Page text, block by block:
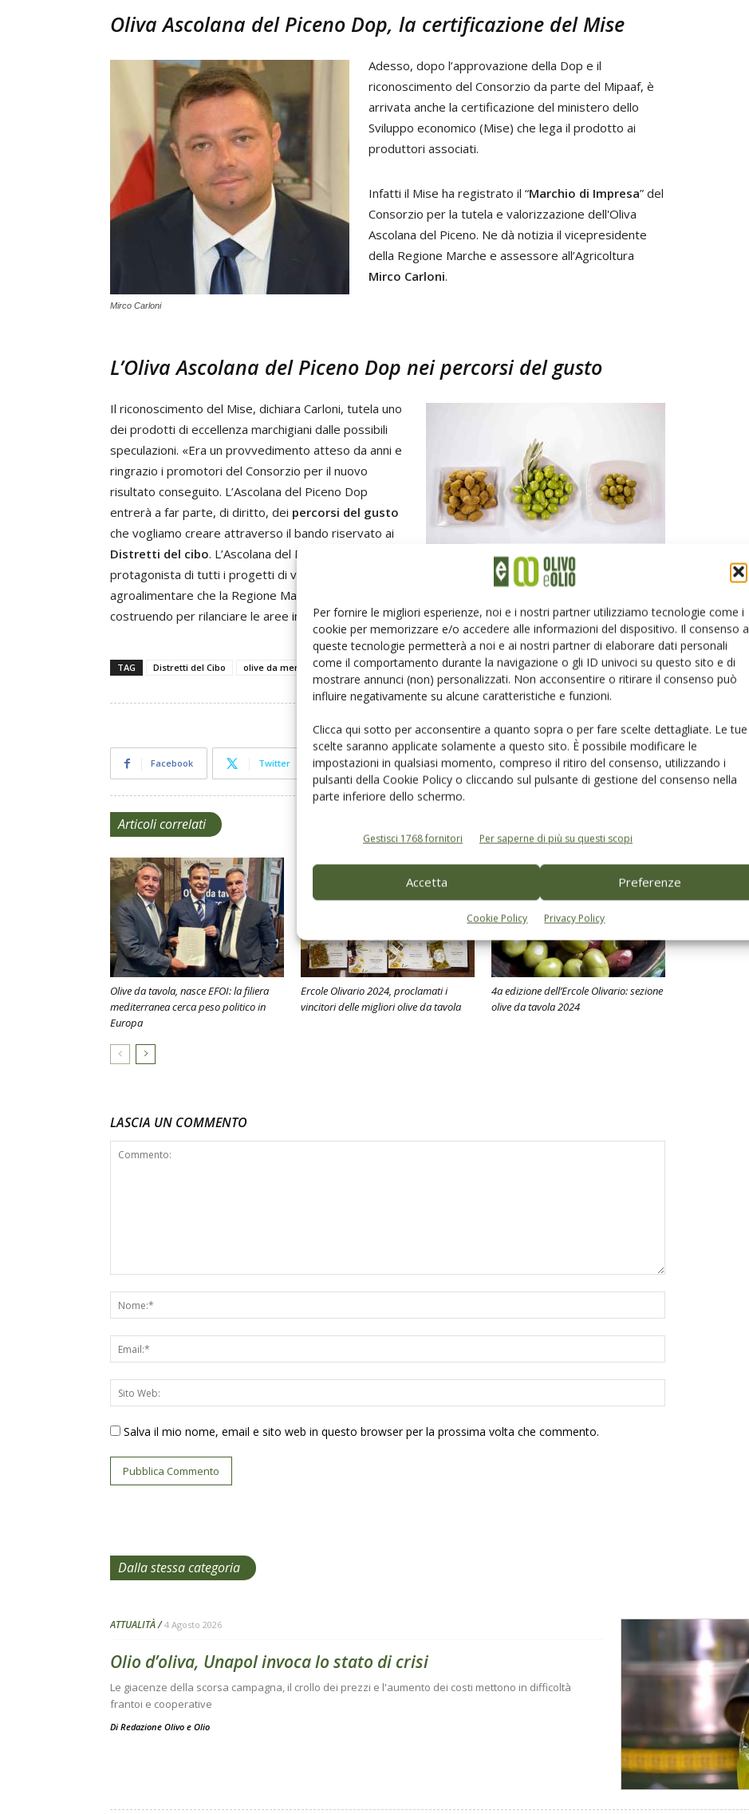
Per fornire le migliori esperienze, noi e i nostri partner utilizziamo tecnologie come i
cookie per memorizzare e/o accedere alle informazioni del dispositivo. Il consenso a
queste tecnologie permetterà a noi e ai nostri partner di elaborare dati personali
come il comportamento durante la navigazione o gli ID univoci su questo sito e di
mostrare annunci (non) personalizzati. Non acconsentire o ritirare il consenso può
influire negativamente su alcune caratteristiche e funzioni.
Clicca qui sotto per acconsentire a quanto sopra o per fare scelte dettagliate. Le tue
scelte saranno applicate solamente a questo sito. È possibile modificare le
impostazioni in qualsiasi momento, compreso il ritiro del consenso, utilizzando i
pulsanti della Cookie Policy o cliccando sul pulsante di gestione del consenso nella
parte inferiore dello schermo.
Gestisci 1768 fornitori Per saperne di più su questi scopi
Accetta Preferenze
Cookie Policy Privacy Policy
Oliva Ascolana del Piceno Dop, la certificazione del Mise
Mirco Carloni
Adesso, dopo l’approvazione della Dop e il
riconoscimento del Consorzio da parte del Mipaaf, è
arrivata anche la certificazione del ministero dello
Sviluppo economico (Mise) che lega il prodotto ai
produttori associati.
Infatti il Mise ha registrato il “Marchio di Impresa” del
Consorzio per la tutela e valorizzazione dell'Oliva
Ascolana del Piceno. Ne dà notizia il vicepresidente
della Regione Marche e assessore all’Agricoltura
Mirco Carloni.
L’Oliva Ascolana del Piceno Dop nei percorsi del gusto
Il riconoscimento del Mise, dichiara Carloni, tutela uno
dei prodotti di eccellenza marchigiani dalle possibili
speculazioni. «Era un provvedimento atteso da anni e
ringrazio i promotori del Consorzio per il nuovo
risultato conseguito. L’Ascolana del Piceno Dop
entrerà a far parte, di diritto, dei percorsi del gusto
che vogliamo creare attraverso il bando riservato ai
Distretti del cibo. L’Ascolana del Piceno Dop sarà
protagonista di tutti i progetti di valorizzazione
agroalimentare che la Regione Marche sta
costruendo per rilanciare le aree interne e difendere i nostri interessi di produttori».
TAG Distretti del Cibo olive da mensa - olive da tavola Regione Marche
Facebook Twitter Linkedin Pinterest Email
Articoli correlati
Olive da tavola, nasce EFOI: la filiera
mediterranea cerca peso politico in
Europa
Ercole Olivario 2024, proclamati i
vincitori delle migliori olive da tavola
4a edizione dell’Ercole Olivario: sezione
olive da tavola 2024
LASCIA UN COMMENTO
Salva il mio nome, email e sito web in questo browser per la prossima volta che commento.
Dalla stessa categoria
ATTUALITÀ 4 Agosto 2026
Olio d’oliva, Unapol invoca lo stato di crisi
Le giacenze della scorsa campagna, il crollo dei prezzi e l'aumento dei costi mettono in difficoltà
frantoi e cooperative
Di Redazione Olivo e Olio